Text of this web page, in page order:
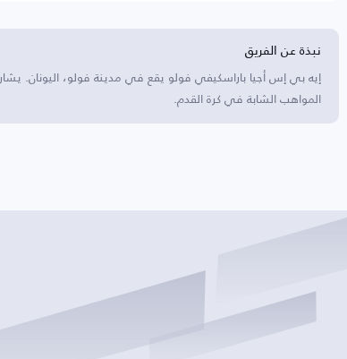
نبذة عن الفريق
إيه بي إس أجيا باراسكيفي فولو يقع في مدينة فولو، اليونان.
المواهب الشابة في كرة القدم.